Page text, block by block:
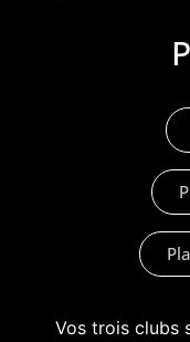
Vos trois clubs